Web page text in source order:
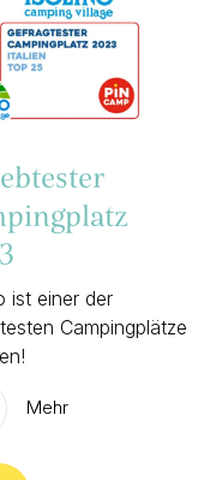
ist einer der
Campingplätze
Mehr